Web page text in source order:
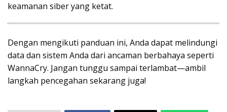
keamanan siber yang ketat.
Dengan mengikuti panduan ini, Anda dapat melindungi
data dan sistem Anda dari ancaman berbahaya seperti
WannaCry. Jangan tunggu sampai terlambat—ambil
langkah pencegahan sekarang juga!